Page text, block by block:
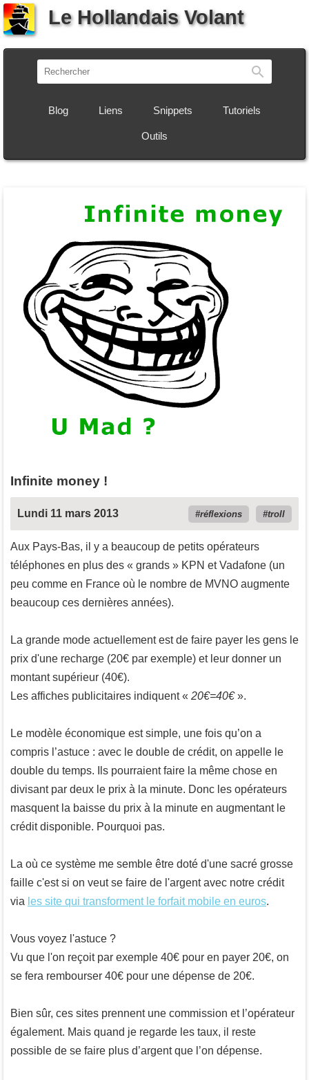
Le Hollandais Volant
Blog Liens Snippets Tutoriels
Outils
Infinite money !
Lundi 11 mars 2013 réflexions troll
Aux Pays-Bas, il y a beaucoup de petits opérateurs
téléphones en plus des « grands » KPN et Vadafone (un
peu comme en France où le nombre de MVNO augmente
beaucoup ces dernières années).
La grande mode actuellement est de faire payer les gens le
prix d'une recharge (20€ par exemple) et leur donner un
montant supérieur (40€).
Les affiches publicitaires indiquent « 20€=40€».
Le modèle économique est simple, une fois qu’on a
compris l’astuce : avec le double de crédit, on appelle le
double du temps. Ils pourraient faire la même chose en
divisant par deux le prix à la minute. Donc les opérateurs
masquent la baisse du prix à la minute en augmentant le
crédit disponible. Pourquoi pas.
La où ce système me semble être doté d'une sacré grosse
faille c'est si on veut se faire de l'argent avec notre crédit
via les site qui transforment le forfait mobile en euros.
Vous voyez l'astuce ?
Vu que l'on reçoit par exemple 40€ pour en payer 20€, on
se fera rembourser 40€ pour une dépense de 20€.
Bien sûr, ces sites prennent une commission et l’opérateur
également. Mais quand je regarde les taux, il reste
possible de se faire plus d’argent que l’on dépense.